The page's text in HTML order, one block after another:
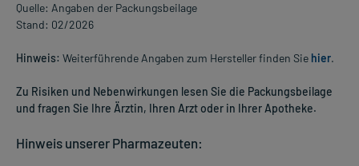
Quelle: Angaben der Packungsbeilage
Stand: 02/2026
Hinweis: Weiterführende Angaben zum Hersteller finden Sie hier.
Zu Risiken und Nebenwirkungen lesen Sie die Packungsbeilage
und fragen Sie Ihre Ärztin, Ihren Arzt oder in Ihrer Apotheke.
Hinweis unserer Pharmazeuten: